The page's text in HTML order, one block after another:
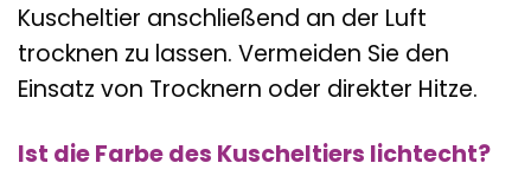
Kuscheltier anschließend an der Luft
trocknen zu lassen. Vermeiden Sie den
Einsatz von Trocknern oder direkter Hitze.
Ist die Farbe des Kuscheltiers lichtecht?